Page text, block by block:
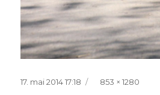
Postitatud
17. mai 2014 17:18 Täissuurus
853 × 1280